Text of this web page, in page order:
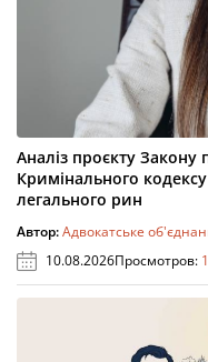
Аналіз проєкту Закону
Кримінального
легального рин
Автор:Адвокатське
10.08.2026Просмотров: